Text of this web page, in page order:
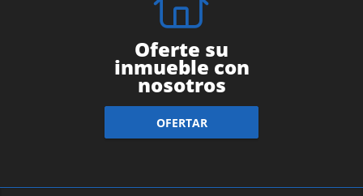
Oferte su
inmueble con
nosotros
OFERTAR